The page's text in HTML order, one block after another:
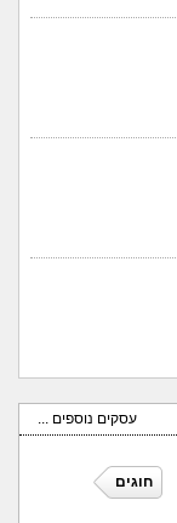
עסקים נוספים ...
חוגים